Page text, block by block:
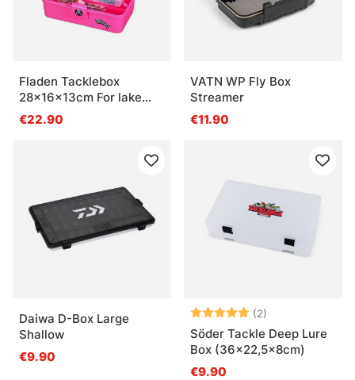
Fladen Tacklebox
28x16x13cm For lake
fishing, Pink
€22.90
VATN WP Fly Box
Streamer
€11.90
Daiwa D-Box Large
Shallow
€9.90
Arvio: (2)
Söder Tackle Deep Lure
Box (36x22,5x8cm)
€9.90